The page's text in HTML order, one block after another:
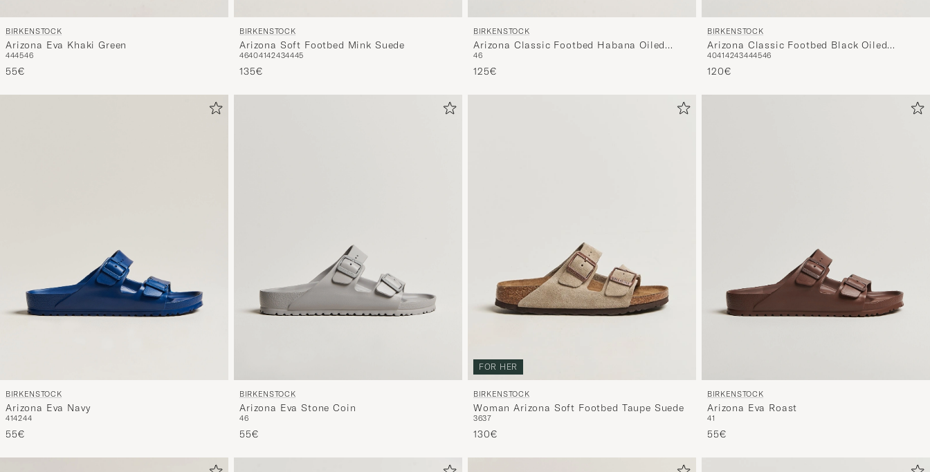
BIRKENSTOCK
Arizona Eva Khaki Green
444546
55€
BIRKENSTOCK
Arizona Soft Footbed Mink Suede
46404142434445
135€
BIRKENSTOCK
Arizona Classic Footbed Habana Oiled
Leather
46
125€
BIRKENSTOCK
Arizona Classic Footbed Black Oiled
Leather
40414243444546
120€
BIRKENSTOCK
Arizona Eva Navy
414244
55€
BIRKENSTOCK
Arizona Eva Stone Coin
46
55€
FOR HER
BIRKENSTOCK
Woman Arizona Soft Footbed Taupe Suede
3637
130€
BIRKENSTOCK
Arizona Eva Roast
41
55€